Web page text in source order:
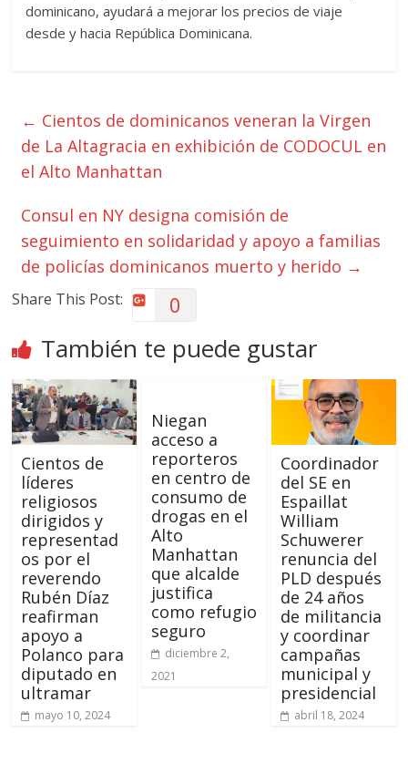
dominicano, ayudará a mejorar los precios de viaje
desde y hacia República Dominicana.
← Cientos de dominicanos veneran la Virgen
de La Altagracia en exhibición de CODOCUL en
el Alto Manhattan
Consul en NY designa comisión de
seguimiento en solidaridad y apoyo a familias
de policías dominicanos muerto y herido →
Share This Post: 0
También te puede gustar
Cientos de
líderes
religiosos
dirigidos y
representad
os por el
reverendo
Rubén Díaz
reafirman
apoyo a
Polanco para
diputado en
ultramar
mayo 10, 2024
Niegan
acceso a
reporteros
en centro de
consumo de
drogas en el
Alto
Manhattan
que alcalde
justifica
como refugio
seguro
diciembre 2,
2021
Coordinador
del SE en
Espaillat
William
Schuwerer
renuncia del
PLD después
de 24 años
de militancia
y coordinar
campañas
municipal y
presidencial
abril 18, 2024